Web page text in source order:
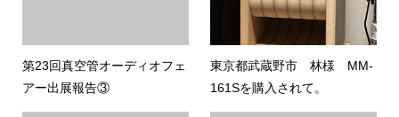
第23回真空管オーディオフェ
アー出展報告③
東京都武蔵野市 林様 MM-
161Sを購入されて。